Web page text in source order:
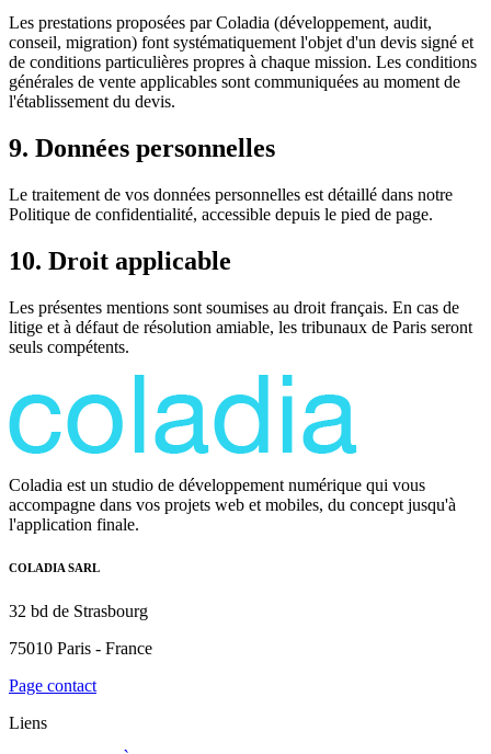
Les prestations proposées par Coladia (développement, audit,
conseil, migration) font systématiquement l'objet d'un devis signé et
de conditions particulières propres à chaque mission. Les conditions
générales de vente applicables sont communiquées au moment de
l'établissement du devis.
9. Données personnelles
Le traitement de vos données personnelles est détaillé dans notre
Politique de confidentialité, accessible depuis le pied de page.
10. Droit applicable
Les présentes mentions sont soumises au droit français. En cas de
litige et à défaut de résolution amiable, les tribunaux de Paris seront
seuls compétents.
Coladia est un studio de développement numérique qui vous
accompagne dans vos projets web et mobiles, du concept jusqu'à
l'application finale.
COLADIA SARL
32 bd de Strasbourg
75010 Paris - France
Page contact
Liens